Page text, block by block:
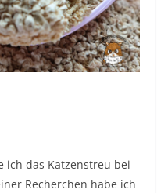
ich das Katzenstreu bei
Recherchen habe ich